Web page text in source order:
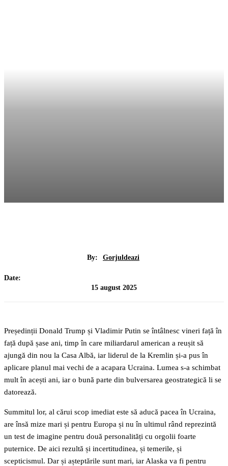
By: Gorjuldeazi
Date:
15 august 2025
Președinții Donald Trump și Vladimir Putin se întâlnesc vineri față în
față după șase ani, timp în care miliardarul american a reușit să
ajungă din nou la Casa Albă, iar liderul de la Kremlin și-a pus în
aplicare planul mai vechi de a acapara Ucraina. Lumea s-a schimbat
mult în acești ani, iar o bună parte din bulversarea geostrategică li se
datorează.
Summitul lor, al cărui scop imediat este să aducă pacea în Ucraina,
are însă mize mari și pentru Europa și nu în ultimul rând reprezintă
un test de imagine pentru două personalități cu orgolii foarte
puternice. De aici rezultă și incertitudinea, și temerile, și
scepticismul. Dar și așteptările sunt mari, iar Alaska va fi pentru